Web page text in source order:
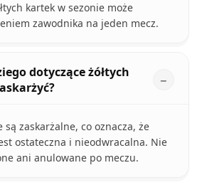
kartek w sezonie może
zawodnika na jeden mecz.
dotyczące żółtych
są zaskarżalne, co oznacza, że
ostateczna i nieodwracalna. Nie
ani anulowane po meczu.